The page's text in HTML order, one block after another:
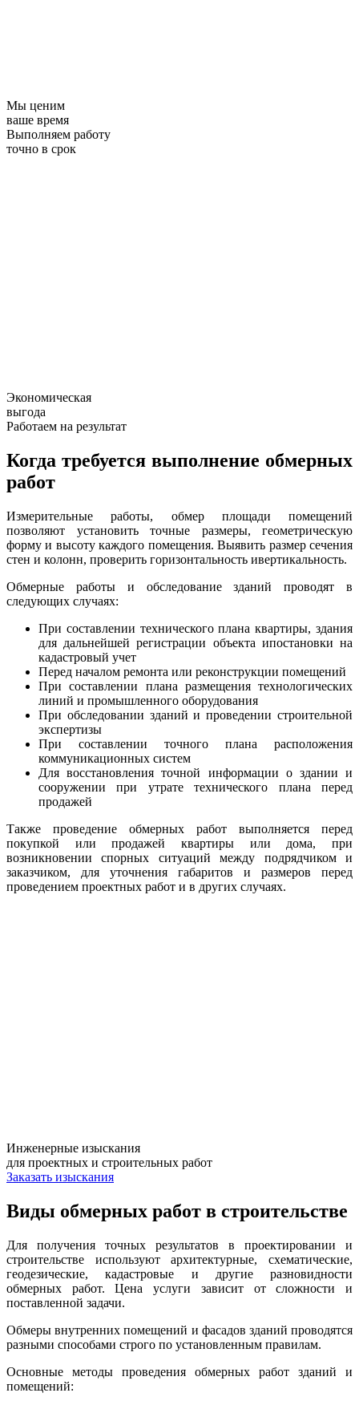
Мы ценим
ваше время
Выполняем работу
точно в срок
Экономическая
выгода
Работаем на результат
Когда требуется выполнение обмерных
работ
Измерительные работы, обмер площади помещений
позволяют установить точные размеры, геометрическую
форму и высоту каждого помещения. Выявить размер сечения
стен и колонн, проверить горизонтальность ивертикальность.
Обмерные работы и обследование зданий проводят в
следующих случаях:
При составлении технического плана квартиры, здания
для дальнейшей регистрации объекта ипостановки на
кадастровый учет
Перед началом ремонта или реконструкции помещений
При составлении плана размещения технологических
линий и промышленного оборудования
При обследовании зданий и проведении строительной
экспертизы
При составлении точного плана расположения
коммуникационных систем
Для восстановления точной информации о здании и
сооружении при утрате технического плана перед
продажей
Также проведение обмерных работ выполняется перед
покупкой или продажей квартиры или дома, при
возникновении спорных ситуаций между подрядчиком и
заказчиком, для уточнения габаритов и размеров перед
проведением проектных работ и в других случаях.
Инженерные изыскания
для проектных и строительных работ
Заказать изыскания
Виды обмерных работ в строительстве
Для получения точных результатов в проектировании и
строительстве используют архитектурные, схематические,
геодезические, кадастровые и другие разновидности
обмерных работ. Цена услуги зависит от сложности и
поставленной задачи.
Обмеры внутренних помещений и фасадов зданий проводятся
разными способами строго по установленным правилам.
Основные методы проведения обмерных работ зданий и
помещений: